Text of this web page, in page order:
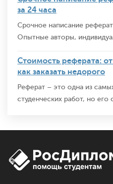
за 24 часа
Срочное написание
Опытные авторы,
Стоимость реферата:
как заказать недорого
Реферат – это одна из
студенческих работ, но